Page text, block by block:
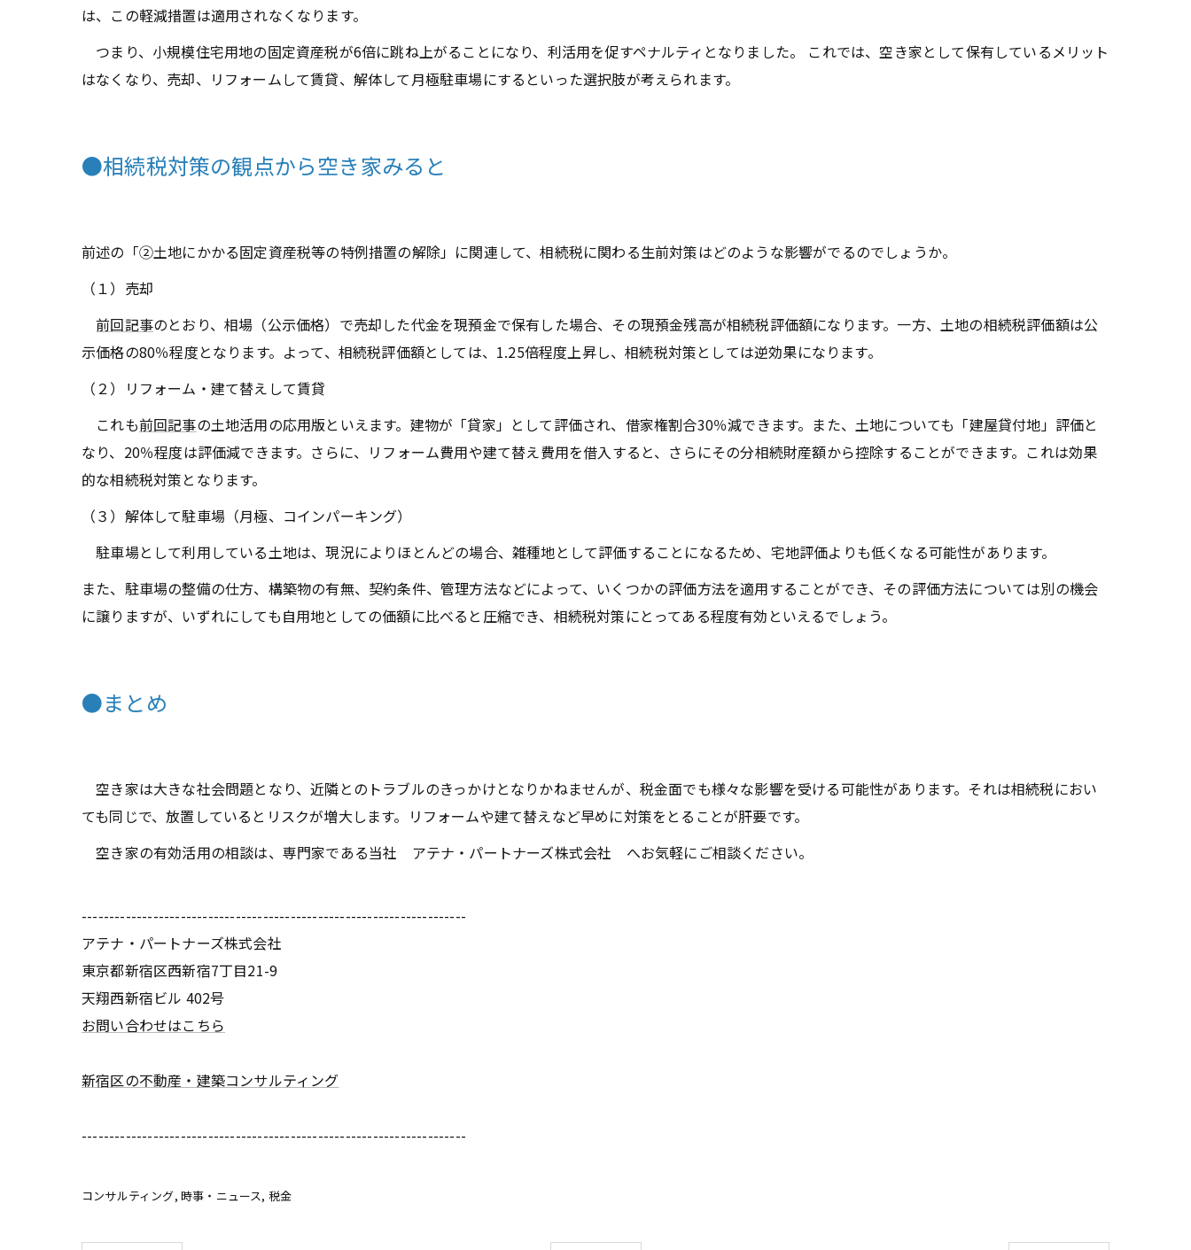
は、この軽減措置は適用されなくなります。
つまり、小規模住宅用地の固定資産税が6倍に跳ね上がることになり、利活用を促すペナルティとなりました。 これでは、空き家として保有しているメリット
はなくなり、売却、リフォームして賃貸、解体して月極駐車場にするといった選択肢が考えられます。
●相続税対策の観点から空き家みると
前述の「②土地にかかる固定資産税等の特例措置の解除」に関連して、相続税に関わる生前対策はどのような影響がでるのでしょうか。
（１）売却
前回記事のとおり、相場（公示価格）で売却した代金を現預金で保有した場合、その現預金残高が相続税評価額になります。一方、土地の相続税評価額は公
示価格の80％程度となります。よって、相続税評価額としては、1.25倍程度上昇し、相続税対策としては逆効果になります。
（２）リフォーム・建て替えして賃貸
これも前回記事の土地活用の応用版といえます。建物が「貸家」として評価され、借家権割合30％減できます。また、土地についても「建屋貸付地」評価と
なり、20％程度は評価減できます。さらに、リフォーム費用や建て替え費用を借入すると、さらにその分相続財産額から控除することができます。これは効果
的な相続税対策となります。
（３）解体して駐車場（月極、コインパーキング）
駐車場として利用している土地は、現況によりほとんどの場合、雑種地として評価することになるため、宅地評価よりも低くなる可能性があります。
また、駐車場の整備の仕方、構築物の有無、契約条件、管理方法などによって、いくつかの評価方法を適用することができ、その評価方法については別の機会
に譲りますが、いずれにしても自用地としての価額に比べると圧縮でき、相続税対策にとってある程度有効といえるでしょう。
●まとめ
空き家は大きな社会問題となり、近隣とのトラブルのきっかけとなりかねませんが、税金面でも様々な影響を受ける可能性があります。それは相続税におい
ても同じで、放置しているとリスクが増大します。リフォームや建て替えなど早めに対策をとることが肝要です。
空き家の有効活用の相談は、専門家である当社 アテナ・パートナーズ株式会社 へお気軽にご相談ください。
----------------------------------------------------------------------
アテナ・パートナーズ株式会社
東京都新宿区西新宿7丁目21-9
天翔西新宿ビル 402号
お問い合わせはこちら
新宿区の不動産・建築コンサルティング
----------------------------------------------------------------------
コンサルティング 時事・ニュース 税金